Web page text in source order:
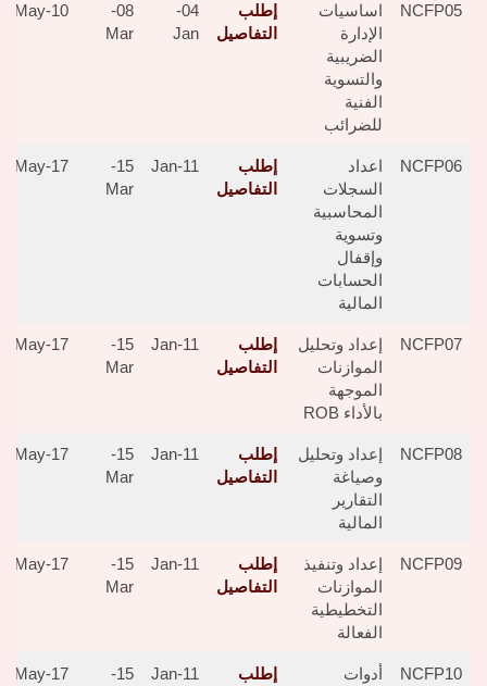
NCFP05
اساسيات
الإدارة
الضريبية
والتسوية
الفنية
للضرائب
إطلب
التفاصيل
04-
Jan
08-
Mar
10-May
NCFP06
اعداد
السجلات
المحاسبية
وتسوية
وإقفال
الحسابات
المالية
إطلب
التفاصيل
11-Jan
15-
Mar
17-May
NCFP07
إعداد وتحليل
الموازنات
الموجهة
بالأداء ROB
إطلب
التفاصيل
11-Jan
15-
Mar
17-May
NCFP08
إعداد وتحليل
وصياغة
التقارير
المالية
إطلب
التفاصيل
11-Jan
15-
Mar
17-May
NCFP09
إعداد وتنفيذ
الموازنات
التخطيطية
الفعالة
إطلب
التفاصيل
11-Jan
15-
Mar
17-May
NCFP10
أدوات
إطلب
11-Jan
15-
17-May